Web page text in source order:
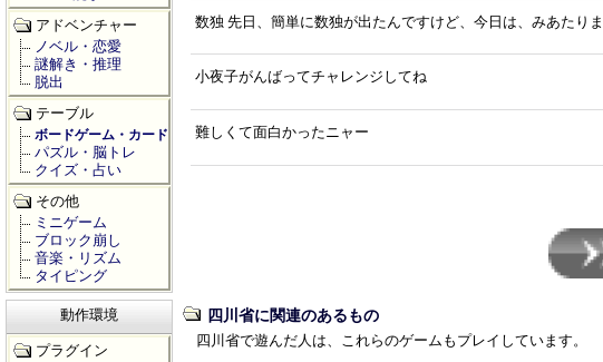
数独 先日、簡単に数独が出たんですけど、今日は、みあたり
小夜子がんばってチャレンジしてね
難しくて面白かったニャー
四川省に関連のあるもの
四川省で遊んだ人は、これらのゲームもプレイしています。
アドベンチャー
ノベル・恋愛
謎解き・推理
脱出
テーブル
ボードゲーム・カード
パズル・脳トレ
クイズ・占い
その他
ミニゲーム
ブロック崩し
音楽・リズム
タイピング
動作環境
プラグイン